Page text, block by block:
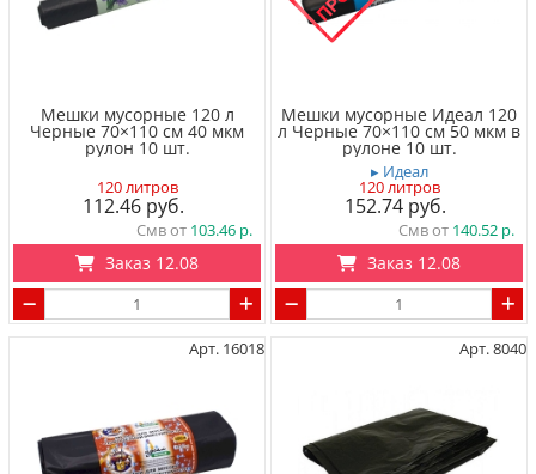
Мешки мусорные 120 л
Черные 70×110 см 40 мкм
рулон 10 шт.
120 литров
112.46
Смв от 103.46
Заказ 12.08
Мешки мусорные Идеал 120
л Черные 70×110 см 50 мкм в
рулоне 10 шт.
▸ Идеал
120 литров
152.74
Смв от 140.52
Заказ 12.08
Арт. 16018 Арт. 8040